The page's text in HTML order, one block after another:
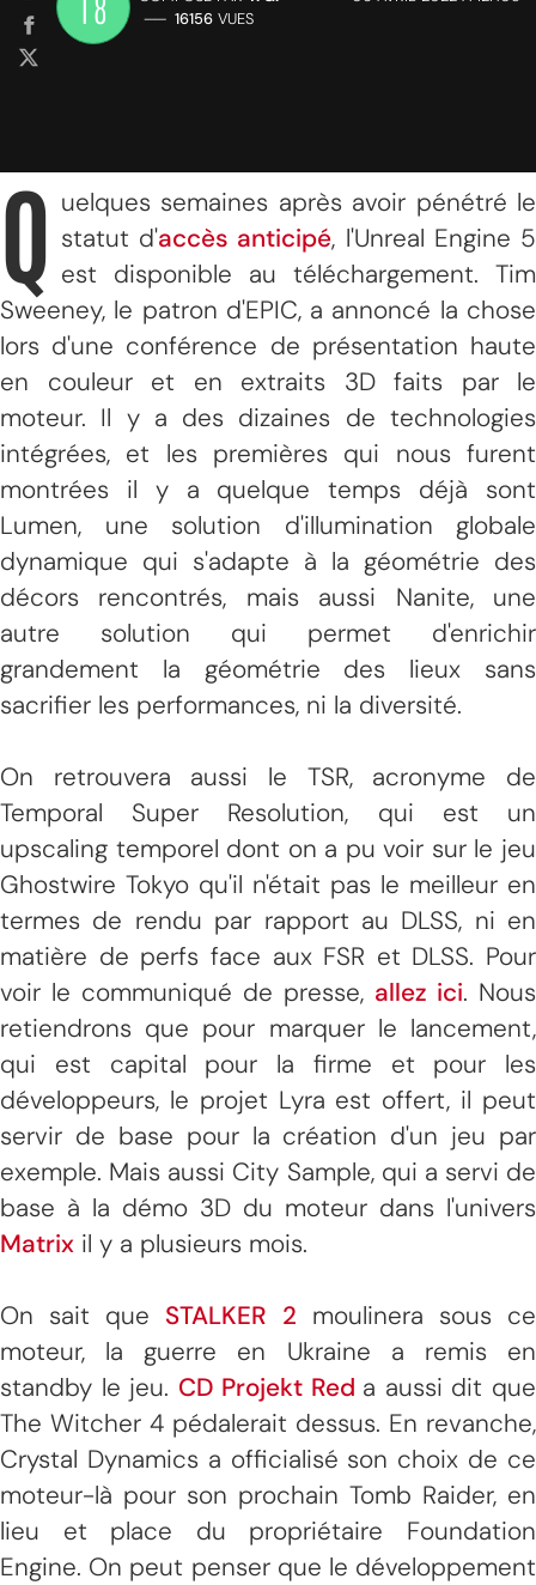
—— 16156 VUES
Q uelques semaines après avoir pénétré le
statut d'accès anticipé, l'Unreal Engine 5
est disponible au téléchargement. Tim
Sweeney, le patron d'EPIC, a annoncé la chose
lors d'une conférence de présentation haute
en couleur et en extraits 3D faits par le
moteur. Il y a des dizaines de technologies
intégrées, et les premières qui nous furent
montrées il y a quelque temps déjà sont
Lumen, une solution d'illumination globale
dynamique qui s'adapte à la géométrie des
décors rencontrés, mais aussi Nanite, une
autre solution qui permet d'enrichir
grandement la géométrie des lieux sans
sacrifier les performances, ni la diversité.
On retrouvera aussi le TSR, acronyme de
Temporal Super Resolution, qui est un
upscaling temporel dont on a pu voir sur le jeu
Ghostwire Tokyo qu'il n'était pas le meilleur en
termes de rendu par rapport au DLSS, ni en
matière de perfs face aux FSR et DLSS. Pour
voir le communiqué de presse, allez ici. Nous
retiendrons que pour marquer le lancement,
qui est capital pour la firme et pour les
développeurs, le projet Lyra est offert, il peut
servir de base pour la création d'un jeu par
exemple. Mais aussi City Sample, qui a servi de
base à la démo 3D du moteur dans l'univers
Matrix il y a plusieurs mois.
On sait que STALKER 2 moulinera sous ce
moteur, la guerre en Ukraine a remis en
standby le jeu. CD Projekt Red a aussi dit que
The Witcher 4 pédalerait dessus. En revanche,
Crystal Dynamics a officialisé son choix de ce
moteur-là pour son prochain Tomb Raider, en
lieu et place du propriétaire Foundation
Engine. On peut penser que le développement